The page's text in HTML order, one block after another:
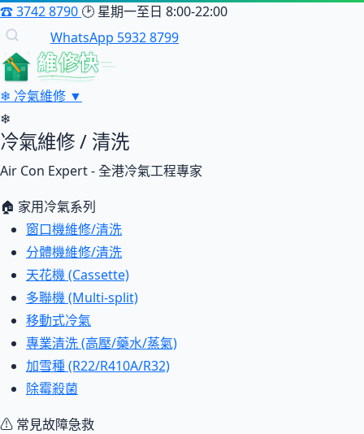
☎3742 8790 🕑 星期一至日 8:00-22:00
WhatsApp 5932 8799
維修快
❄ 冷氣維修 ▼
❄
冷氣維修 / 清洗
Air Con Expert - 全港冷氣工程專家
🏠 家用冷氣系列
窗口機維修/清洗
分體機維修/清洗
天花機 (Cassette)
多聯機 (Multi-split)
移動式冷氣
專業清洗 (高壓/藥水/蒸氣)
加雪種 (R22/R410A/R32)
除霉殺菌
⚠ 常見故障急救